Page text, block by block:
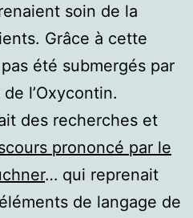
soin de la
Grâce à cette
été submergés par
l’Oxycontin.
des recherches et
prononcé par le
… qui reprenait
de langage de